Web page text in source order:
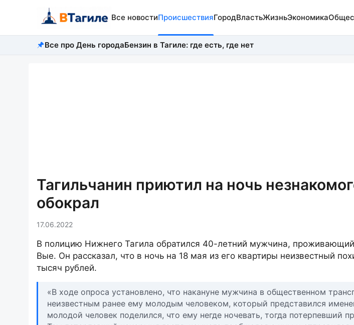
Все новостиПроисшествияГородВластьЖизньЭкономика
Все про День городаБензин в Тагиле: где есть, где нет
Тагильчанин приютил на ночь
обокрал
17.06.2022
В полицию Нижнего Тагила обратился 40-летний мужчина, проживающий
Вые. Он рассказал, что в ночь на 18 мая из его квартиры неизвестный
тысяч рублей.
«В ходе опроса установлено, что накануне мужчина в общественном
неизвестным ранее ему молодым человеком, который представился
молодой человек поделился, что ему негде ночевать, тогда потерпевший